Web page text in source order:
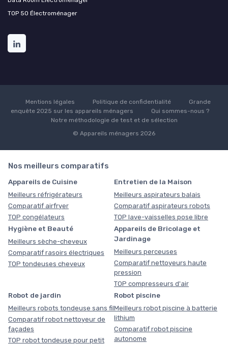
TOP 50 Électroménager
Mentions légales Politique de confidentialité
Grande
enquête 2025 sur les appareils ménagers
Qui sommes-nous ?
Notre méthodologie de test et de sélection
© Appareils ménagers 2026
Nos meilleurs comparatifs
Appareils de Cuisine
Meilleurs réfrigérateurs
Comparatif airfryer
TOP congélateurs
Entretien de la Maison
Meilleurs aspirateurs balais
Comparatif aspirateurs robots
TOP lave-vaisselles pose libre
Hygiène et Beauté
Meilleurs sèche-cheveux
Comparatif rasoirs électriques
TOP tondeuses cheveux
Appareils de Bricolage et
Jardinage
Meilleurs perceuses
Comparatif nettoyeurs haute
pression
TOP compresseurs d'air
Robot de jardin
Meilleurs robots tondeuse sans fil
Comparatif robot nettoyeur de
façades
TOP robot tondeuse pour petit
Robot piscine
Meilleurs robot piscine à batterie
lithium
Comparatif robot piscine
autonome